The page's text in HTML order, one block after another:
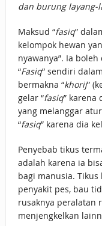
dan burung layang-
Maksud “fasiq”
kelompok hewan
nyawanya”. Ia
“Fasiq” sendiri
bermakna “khorij”
gelar “fasiq” karena
yang melanggar
“fasiq” karena dia
Penyebab tikus
adalah karena ia
bagi manusia.
penyakit pes, bau
rusaknya peralatan
menjengkelkan